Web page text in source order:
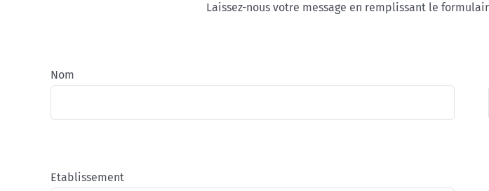
Laissez-nous votre message en remplissant le
Nom
Etablissement